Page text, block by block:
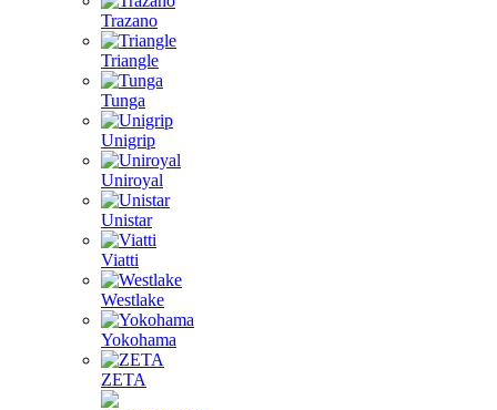
Trazano
Triangle
Tunga
Unigrip
Uniroyal
Unistar
Viatti
Westlake
Yokohama
ZETA